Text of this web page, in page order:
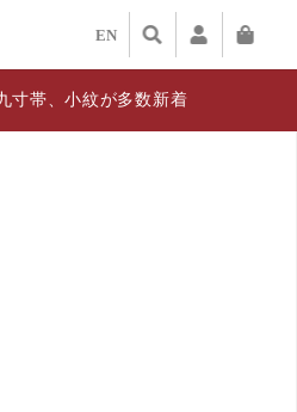
EN
寸帯、小紋が多数新着